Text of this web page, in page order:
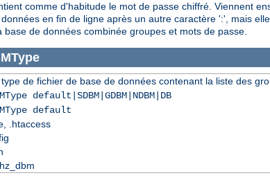
comme d'habitude le mot de passe chiffré. Viennent
en fin de ligne après un autre caractère ':', mais
base de données combinée groupes et mots de passe.
de fichier de base de données contenant la liste des
default|SDBM|GDBM|NDBM|DB
default
.htaccess